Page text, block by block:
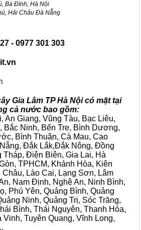
Ba Đình, Hà Nội
Hải Châu Đà Nẵng
- 0977 301 303
Gia Lâm TP Hà Nội có mặt tại
cả nước bao gồm:
An Giang, Vũng Tàu, Bạc Liêu,
Bắc Ninh, Bến Tre, Bình Dương,
Bình Thuận, Cà Mau, Cao
Đắk Lắk,Đắk Nông, Đồng
Tháp, Điện Biên, Gia Lai, Hà
TPHCM, Khánh Hòa, Kiên
Châu, Lào Cai, Lạng Sơn, Lâm
Nam Định, Nghệ An, Ninh Bình,
Phú Yên, Quảng Bình, Quảng
Ninh, Quảng Trị, Sóc Trăng,
Bình, Thái Nguyên, Thanh Hóa,
Vinh, Tuyên Quang, Vĩnh Long,